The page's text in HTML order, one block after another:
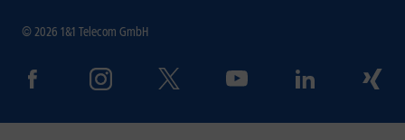
© 2026 1&1 Telecom GmbH